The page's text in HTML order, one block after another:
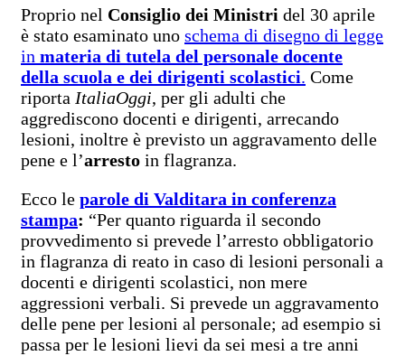
Proprio nel Consiglio dei Ministri del 30 aprile
è stato esaminato uno schema di disegno di legge
in materia di tutela del personale docente
della scuola e dei dirigenti scolastici. Come
riporta ItaliaOggi, per gli adulti che
aggrediscono docenti e dirigenti, arrecando
lesioni, inoltre è previsto un aggravamento delle
pene e l’arresto in flagranza.
Ecco le parole di Valditara in conferenza
stampa: “Per quanto riguarda il secondo
provvedimento si prevede l’arresto obbligatorio
in flagranza di reato in caso di lesioni personali a
docenti e dirigenti scolastici, non mere
aggressioni verbali. Si prevede un aggravamento
delle pene per lesioni al personale; ad esempio si
passa per le lesioni lievi da sei mesi a tre anni